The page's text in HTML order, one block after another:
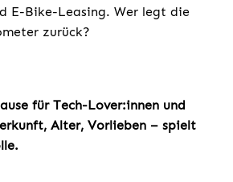
E-Bike-Leasing. Wer legt die
zurück?
für Tech-Lover:innen und
Alter, Vorlieben – spielt